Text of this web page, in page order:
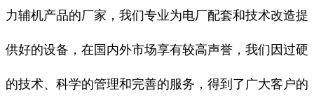
力辅机产品的厂家 ， 我们专业为电厂配套和技术改造提
供好的设备，在国内外市场享有较高声誉， 我们因过硬
的技术、 科学的管理和完善的服务 ， 得到了 广大客户的